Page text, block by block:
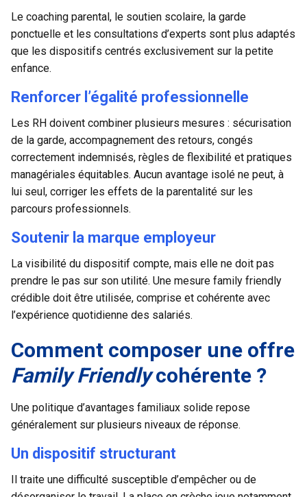
Le coaching parental, le soutien scolaire, la garde
ponctuelle et les consultations d’experts sont plus adaptés
que les dispositifs centrés exclusivement sur la petite
enfance.
Renforcer l’égalité professionnelle
Les RH doivent combiner plusieurs mesures : sécurisation
de la garde, accompagnement des retours, congés
correctement indemnisés, règles de flexibilité et pratiques
managériales équitables. Aucun avantage isolé ne peut, à
lui seul, corriger les effets de la parentalité sur les
parcours professionnels.
Soutenir la marque employeur
La visibilité du dispositif compte, mais elle ne doit pas
prendre le pas sur son utilité. Une mesure family friendly
crédible doit être utilisée, comprise et cohérente avec
l’expérience quotidienne des salariés.
Comment composer une offre
Family Friendlycohérente ?
Une politique d’avantages familiaux solide repose
généralement sur plusieurs niveaux de réponse.
Un dispositif structurant
Il traite une difficulté susceptible d’empêcher ou de